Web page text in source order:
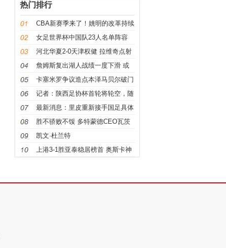
热门排行
CBA新赛季来了！姚明的改革持续
推进他也期待回归主客场 零点idc
论坛 堕落之后书包网
女足世界杯中国队23人名单阵容
+号码
河北华夏2-0天津权健 拉维奇点射
破门董学升建功
詹姆斯复出湖人战绩一度下滑 或
有助于湖人赛季末选秀
卡塞米罗争议造点本泽马贝尔破门
皇马2-1客胜莱万特
记者：陕西足协杯首轮将轮空，随
中甲队抽签
最新消息：里皮重新接手国足具体
什么原因接手国足？
胜不骄败不馁 多特蒙德CEO瓦茨
克称赞拜仁：他们有冠军DNA
凯文·杜兰特
上港3-1胜亚泰稳居榜首 奥斯卡神